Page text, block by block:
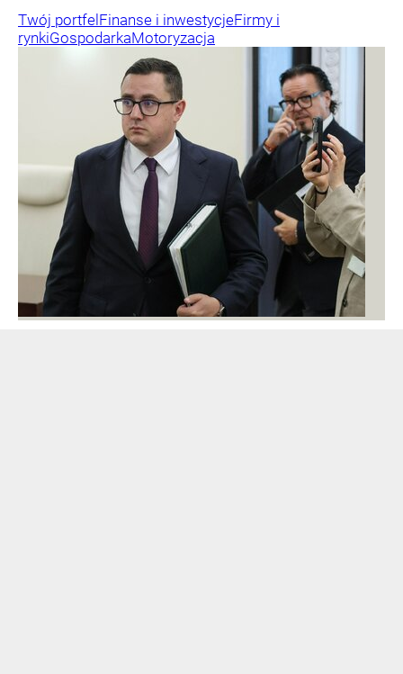
Twój portfelFinanse i inwestycjeFirmy i
rynkiGospodarkaMotoryzacja